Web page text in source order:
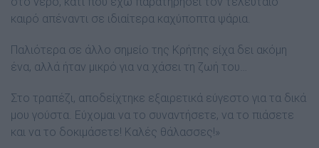
καιρό απέναντι σε ιδιαίτερα καχύποπτα ψάρια.
Παλιότερα σε άλλο σημείο της Κρήτης είχα δει ακόμη
ένα, αλλά ήταν μικρό για να χάσει τη ζωή του…
Στο τραπέζι, αποδείχτηκε εξαιρετικά εύγεστο για τα δικά
μου γούστα. Εύχομαι να το συναντήσετε, να το πιάσετε
και να το δοκιμάσετε! Καλές θάλασσες!»